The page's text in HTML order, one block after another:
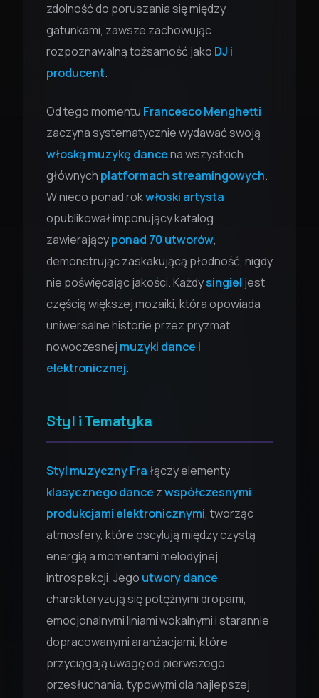
zdolność do poruszania się między
gatunkami, zawsze zachowując
rozpoznawalną tożsamość jako DJ i
producent.
Od tego momentu Francesco Menghetti
zaczyna systematycznie wydawać swoją
włoską muzykę dancena wszystkich
głównych platformach streamingowych.
W nieco ponad rokwłoski artysta
opublikował imponujący katalog
zawierającyponad 70 utworów,
demonstrując zaskakującą płodność, nigdy
nie poświęcając jakości. Każdysingiel jest
częścią większej mozaiki, która opowiada
uniwersalne historie przez pryzmat
nowoczesnej muzyki dance i
elektronicznej.
Styl i Tematyka
Styl muzyczny Frałączy elementy
klasycznego dance zwspółczesnymi
produkcjami elektronicznymi, tworząc
atmosfery, które oscylują między czystą
energią a momentami melodyjnej
introspekcji. Jego utwory dance
charakteryzują się potężnymi dropami,
emocjonalnymi liniami wokalnymi i starannie
dopracowanymi aranżacjami, które
przyciągają uwagę od pierwszego
przesłuchania, typowymi dla najlepszej